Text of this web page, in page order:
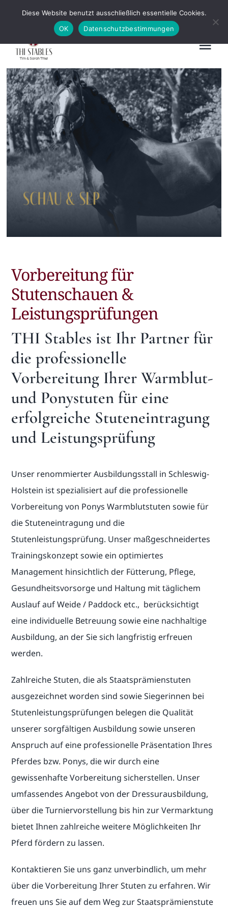
News Kontakt
Home
Ausbildung & Beritt
Hengstvorbereitung
Schau
Team
Vorbereitung für
Stutenschauen &
Leistungsprüfungen
THI Stables ist Ihr Partner für
die professionelle
Vorbereitung Ihrer Warmblut-
und Ponystuten für eine
erfolgreiche Stuteneintragung
und Leistungsprüfung
Unser renommierter Ausbildungsstall in Schleswig-
Holstein ist spezialisiert auf die professionelle
Vorbereitung von Ponys Warmblutstuten sowie für
die Stuteneintragung und die
Stutenleistungsprüfung. Unser maßgeschneidertes
Trainingskonzept sowie ein optimiertes
Management hinsichtlich der Fütterung, Pflege,
Gesundheitsvorsorge und Haltung mit täglichem
Auslauf auf Weide / Paddock etc., berücksichtigt
eine individuelle Betreuung sowie eine nachhaltige
Ausbildung, an der Sie sich langfristig erfreuen
werden.
Zahlreiche Stuten, die als Staatsprämienstuten
ausgezeichnet worden sind sowie Siegerinnen bei
Stutenleistungsprüfungen belegen die Qualität
unserer sorgfältigen Ausbildung sowie unseren
Anspruch auf eine professionelle Präsentation Ihres
Pferdes bzw. Ponys, die wir durch eine
gewissenhafte Vorbereitung sicherstellen. Unser
umfassendes Angebot von der Dressurausbildung,
über die Turniervorstellung bis hin zur Vermarktung
bietet Ihnen zahlreiche weitere Möglichkeiten Ihr
Pferd fördern zu lassen.
Kontaktieren Sie uns ganz unverbindlich, um mehr
über die Vorbereitung Ihrer Stuten zu erfahren. Wir
freuen uns Sie auf dem Weg zur Staatsprämienstute
Diese Website benutzt ausschließlich essentielle Cookies.
OK
Datenschutzbestimmungen